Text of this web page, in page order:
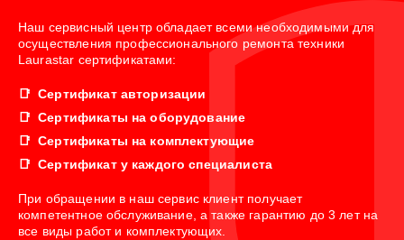
Наш сервисный центр обладает всеми необходимыми для
осуществления профессионального ремонта техники
Laurastar сертификатами:
Сертификат авторизации
Сертификаты на оборудование
Сертификаты на комплектующие
Сертификат у каждого специалиста
При обращении в наш сервис клиент получает
компетентное обслуживание, а также гарантию до 3 лет на
все виды работ и комплектующих.